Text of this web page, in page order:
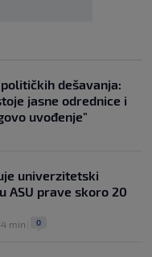
dešavanja:
jasne odrednice i
uvođenje"
univerzitetski
ASU prave skoro 20
min 0